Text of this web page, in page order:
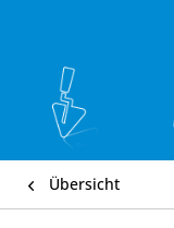
Übersicht